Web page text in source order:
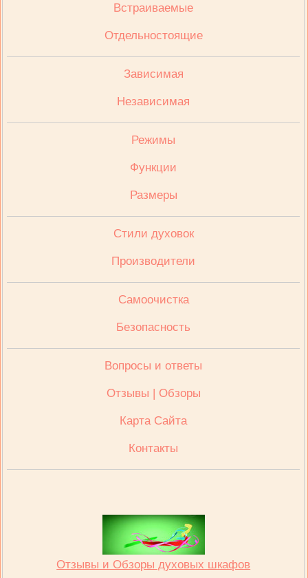
Встраиваемые
Отдельностоящие
Зависимая
Независимая
Режимы
Функции
Размеры
Стили духовок
Производители
Cамоочистка
Безопасность
Вопросы и ответы
Отзывы | Обзоры
Карта Сайта
Контакты
Отзывы и Обзоры духовых шкафов